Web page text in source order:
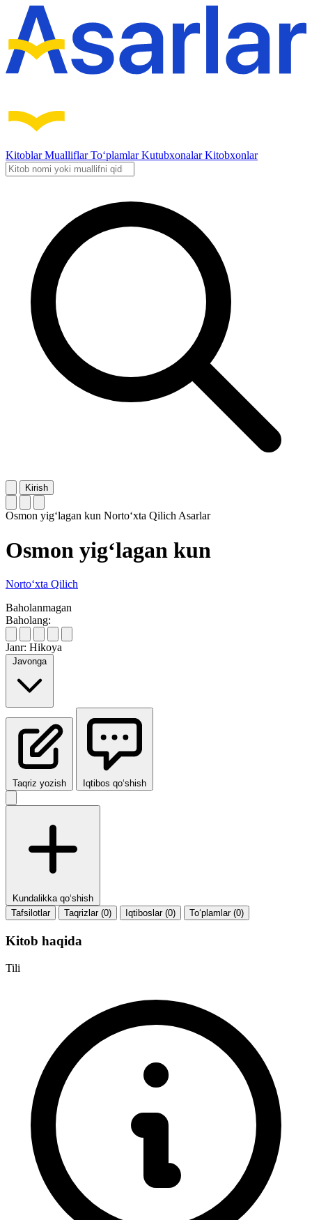
KitoblarMualliflarTo‘plamlarKutubxonalarKitobxonlar
Kirish
Osmon yig‘lagan kun Norto‘xta QilichAsarlar
Osmon yig‘lagan kun
Norto‘xta Qilich
Baholanmagan
Baholang:
Janr: Hikoya
Javonga
Taqriz yozish Iqtibos qo‘shish
Kundalikka qo‘shish
Tafsilotlar
Taqrizlar (0) Iqtiboslar (0) To‘plamlar (0)
Kitob haqida
Tili